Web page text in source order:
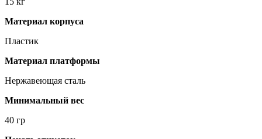
Материал корпуса
Пластик
Материал платформы
Нержавеющая сталь
Минимальный вес
40 гр